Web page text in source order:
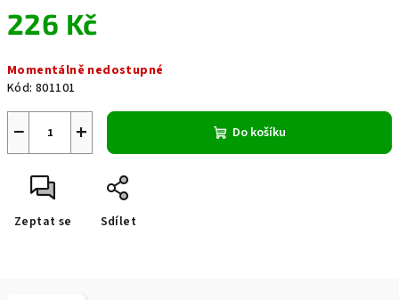
226 Kč
cena:
Momentálně nedostupné
Kód: 801101
+
− Do košíku
Zeptat se Sdílet